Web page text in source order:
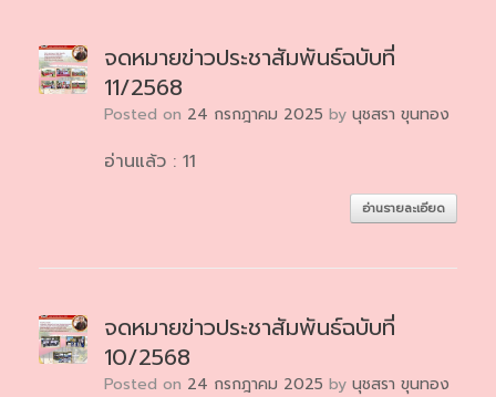
จดหมายข่าวประชาสัมพันธ์ฉบับที่
11/2568
Posted on 24 กรกฎาคม 2025 by นุชสรา ขุนทอง
อ่านแล้ว : 11
อ่านรายละเอียด
จดหมายข่าวประชาสัมพันธ์ฉบับที่
10/2568
Posted on 24 กรกฎาคม 2025 by นุชสรา ขุนทอง